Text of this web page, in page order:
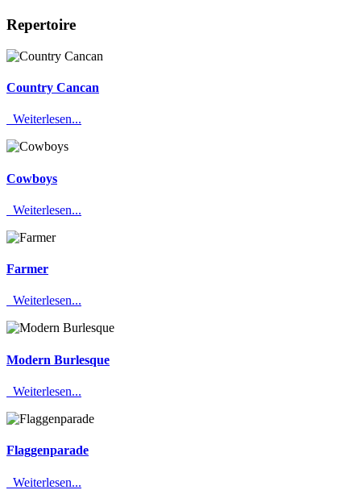
Repertoire
Country Cancan
Weiterlesen...
Cowboys
Weiterlesen...
Farmer
Weiterlesen...
Modern Burlesque
Weiterlesen...
Flaggenparade
Weiterlesen...